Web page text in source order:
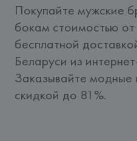
Покупайте мужские
бокам стоимостью
бесплатной
Беларуси из
Заказывайте
скидкой до 81%.